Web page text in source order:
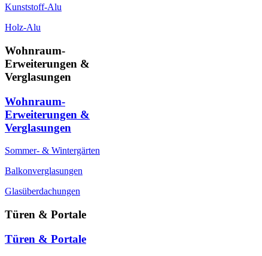
Kunststoff-Alu
Holz-Alu
Wohnraum-
Erweiterungen &
Verglasungen
Wohnraum-
Erweiterungen &
Verglasungen
Sommer- & Wintergärten
Balkonverglasungen
Glasüberdachungen
Türen & Portale
Türen & Portale